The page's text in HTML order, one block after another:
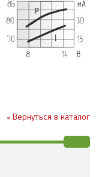
« Вернуться в каталог